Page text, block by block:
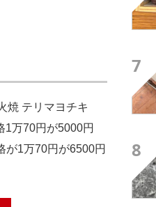
焼 テリマヨチキ
1万70円が5000円
が1万70円が6500円
7
8